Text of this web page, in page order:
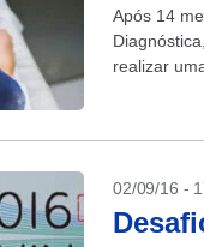
Após 14
realizar
02/09/16 -